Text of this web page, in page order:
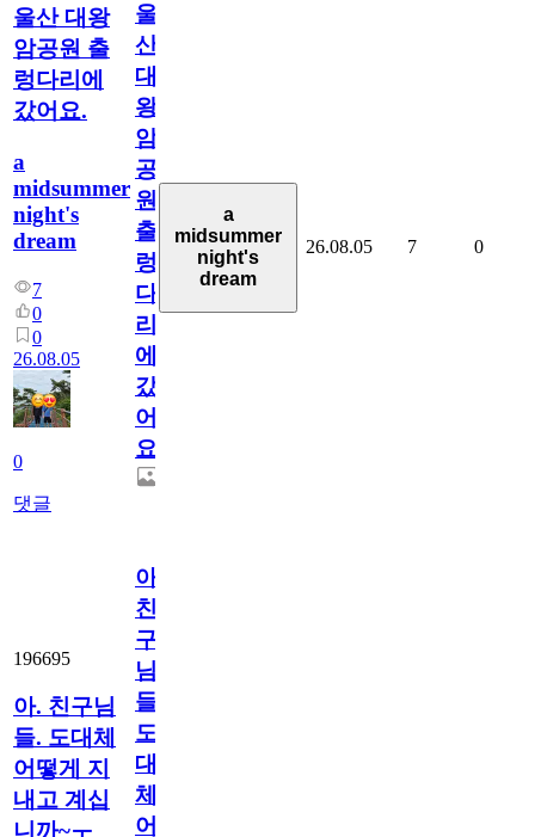
울산 대왕
암공원 출
렁다리에
갔어요.
a
midsummer
night's
dream
7
0
0
26.08.05
0
댓글
울
산
대
왕
암
공
원
출
렁
다
리
에
갔
어
요.
a
midsummer
night's
dream
26.08.05 7 0
196695
아. 친구님
들. 도대체
어떻게 지
내고 계십
니까~ㅜ
아.
친
구
님
들.
도
대
체
어